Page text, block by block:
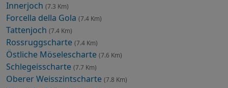
Innerjoch (7.3 Km)
Forcella della Gola (7.4 Km)
Tattenjoch (7.4 Km)
Rossruggscharte (7.4 Km)
Östliche Möselescharte (7.6 Km)
Schlegeisscharte (7.7 Km)
Oberer Weisszintscharte (7.8 Km)